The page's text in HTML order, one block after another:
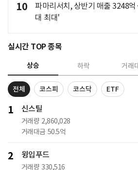
10
파마리서치, 상반기 매출 3248
대 최대'
실시간 TOP 종목
상승 하락 거래
전체 코스피 코스닥 ETF
1 신스틸
거래량 2,860,028
거래대금 50.5억
2 윙입푸드
거래량 330,516